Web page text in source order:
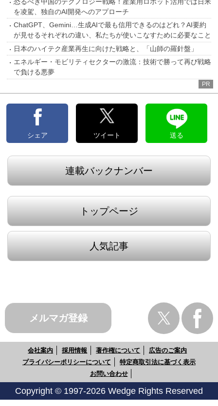
を凌駕、独自のAI開発へのアプローチ
ChatGPT、Gemini…生成AIで最も信用できるのはどれ？AI要約
が見せるそれぞれの違い、私たちが使いこなすために必要なこと
日本のハイテク産業再生に向けた戦略と、「山師の羅針盤」
エネルギー・モビリティセクターの激流：技術で勝って再び戦略
で負ける悪夢
PR
シェア ツイート 送る
連載バックナンバー
トップページ
人気記事
メルマガ登録
会社案内 採用情報 著作権について
広告のご案内
プライバシーポリシーについて
特定商取引法に基づく表示
お問い合わせ
Copyright © 1997-2026 Wedge Rights Reserved